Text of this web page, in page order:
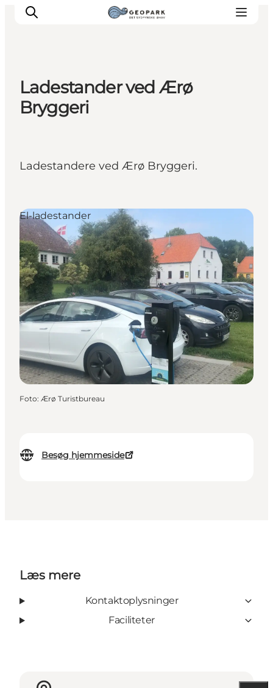
Ladestander ved Ærø
Bryggeri
Ladestandere ved Ærø Bryggeri.
Besøg hjemmeside
El-ladestander
Foto: Ærø Turistbureau
Læs mere
Kontaktoplysninger
Faciliteter